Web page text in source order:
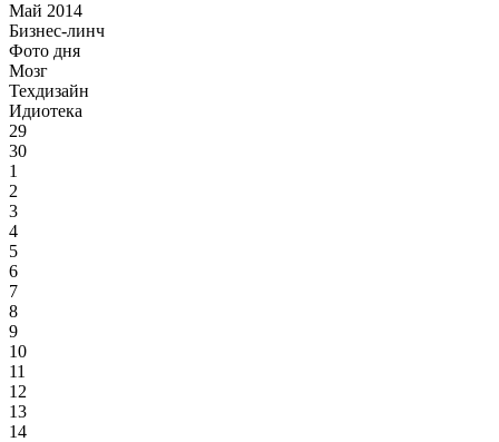
Май 2014
Бизнес-линч
Фото дня
Мозг
Техдизайн
Идиотека
29
30
1
2
3
4
5
6
7
8
9
10
11
12
13
14